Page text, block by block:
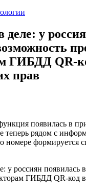
деле: у
ГИБДД QR-
прав
появилась в
теперь рядом с
номере формируется